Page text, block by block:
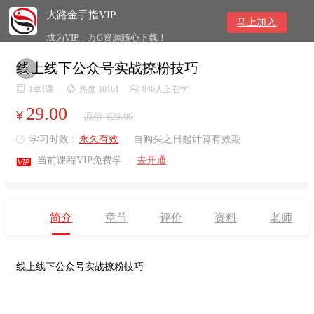
大路金手指VIP
成为VIP，万G资源随心下载！
马上加入

线上线下公众号实战撩粉技巧
 1章1课  热度 10161  846人正在学
¥ 29.00 原价 ¥29.00
 学习时效 : 永久有效 自购买之日起计算有效期
 当前课程VIP免费学 去开通
简介 章节 评价 资料 老师
线上线下公众号实战撩粉技巧